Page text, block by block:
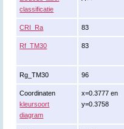
classificatie
CRI_Ra 83
Rf_TM30 83
Rg_TM30 96
Coordinaten
kleursoort
diagram
x=0.3777 en
y=0.3758